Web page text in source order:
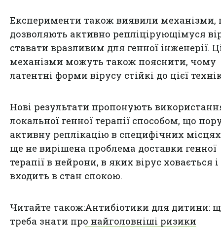
Експерименти також виявили механізми,
дозволяють активно репліцірующімуся
ставати вразливим для генної інженерії.
механізми можуть також пояснити, чому
латентні форми вірусу стійкі до цієї
Нові результати пропонують
локальної генної терапії способом, що
активну реплікацію в специфічних
ще не вирішена проблема доставки генної
терапії в нейрони, в яких вірус ховається і
входить в стан спокою.
Читайте також:Антибіотики для дитини:
треба знати про найголовніші ризики